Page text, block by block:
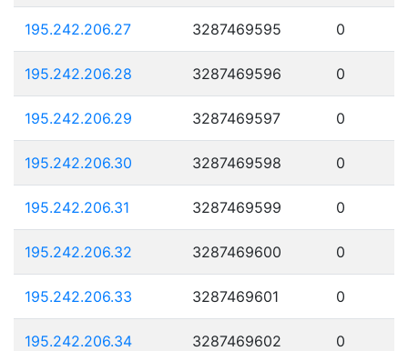
195.242.206.27 3287469595 0
195.242.206.28 3287469596 0
195.242.206.29 3287469597 0
195.242.206.30 3287469598 0
195.242.206.31 3287469599 0
195.242.206.32 3287469600 0
195.242.206.33 3287469601 0
195.242.206.34 3287469602 0